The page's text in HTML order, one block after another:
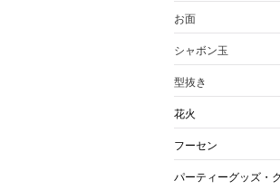
お面
シャボン玉
型抜き
花火
フーセン
パーティーグッズ・